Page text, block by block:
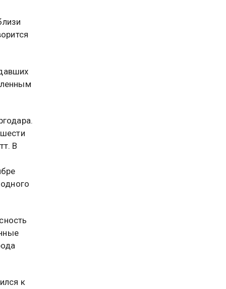
В
к